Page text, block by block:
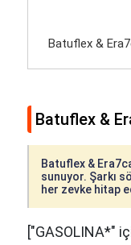
Batuflex &
Batuflex &
Batuflex &
sunuyor. Şarkı
her zevke hitap
["GASOLINA*"